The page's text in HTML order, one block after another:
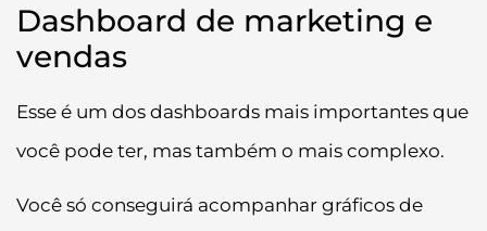
Dashboard de marketing e
vendas
Esse é um dos dashboards mais importantes que
você pode ter, mas também o mais complexo.
Você só conseguirá acompanhar gráficos de